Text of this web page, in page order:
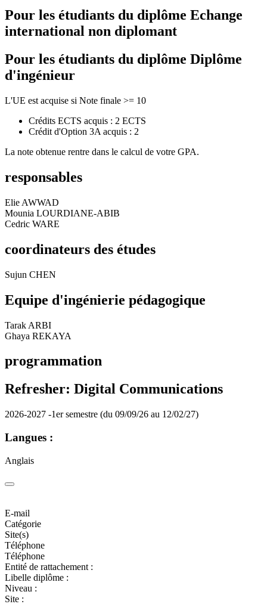
Pour les étudiants du diplôme Echange
international non diplomant
Pour les étudiants du diplôme Diplôme
d'ingénieur
L'UE est acquise si Note finale >= 10
Crédits ECTS acquis : 2 ECTS
Crédit d'Option 3A acquis : 2
La note obtenue rentre dans le calcul de votre GPA.
responsables
Elie AWWAD
Mounia LOURDIANE-ABIB
Cedric WARE
coordinateurs des études
Sujun CHEN
Equipe d'ingénierie pédagogique
Tarak ARBI
Ghaya REKAYA
programmation
Refresher: Digital Communications
2026-2027 -1er semestre (du 09/09/26 au 12/02/27)
Langues :
Anglais
E-mail
Catégorie
Site(s)
Téléphone
Téléphone
Entité de rattachement :
Libelle diplôme :
Niveau :
Site :